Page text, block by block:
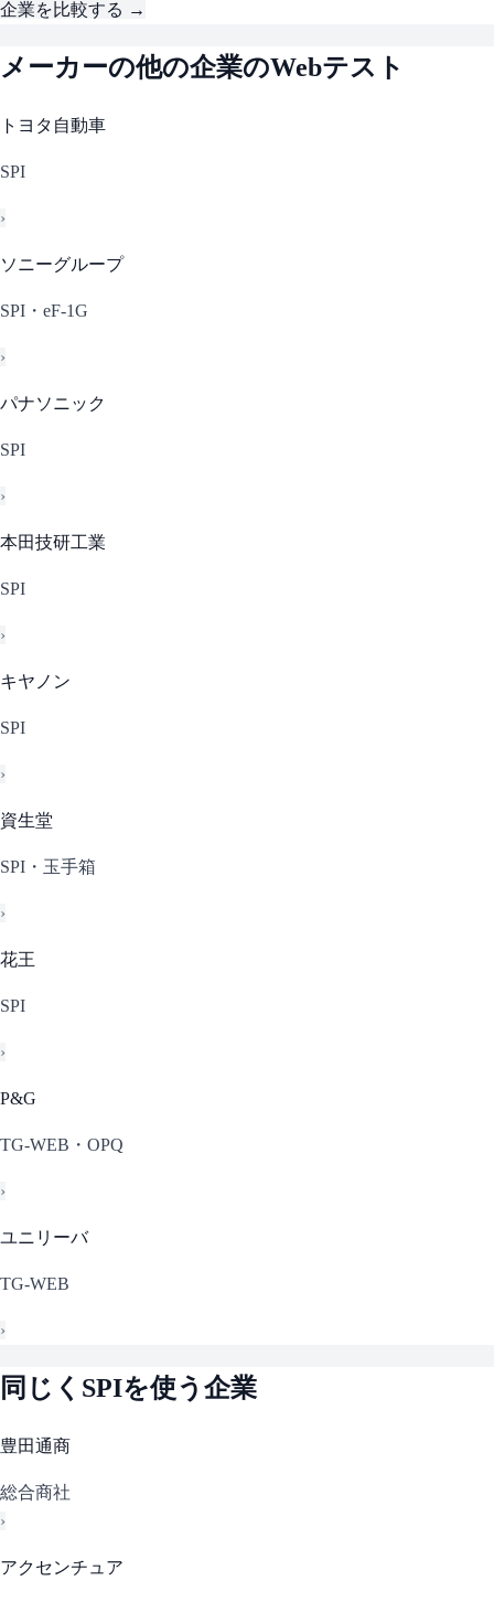
企業を比較する →
メーカーの他の企業のWebテスト
トヨタ自動車
SPI
›
ソニーグループ
SPI・eF-1G
›
パナソニック
SPI
›
本田技研工業
SPI
›
キヤノン
SPI
›
資生堂
SPI・玉手箱
›
花王
SPI
›
P&G
TG-WEB・OPQ
›
ユニリーバ
TG-WEB
›
同じく SPIを使う企業
豊田通商
総合商社
›
アクセンチュア